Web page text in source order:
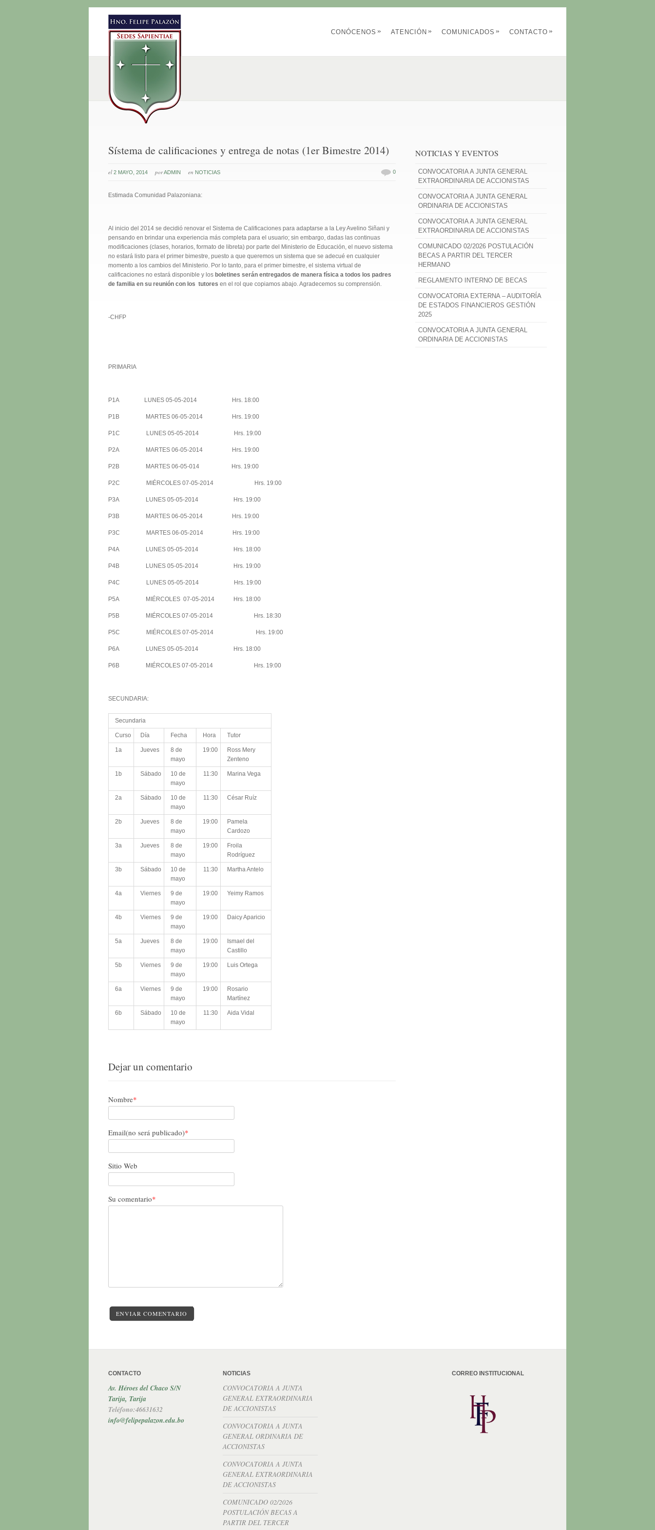
CONÓCENOS » ATENCIÓN » COMUNICADOS » CONTACTO »
Sístema de calificaciones y entrega de notas (1er Bimestre 2014)
el 2 MAYO, 2014 porADMIN en NOTICIAS 0
Estimada Comunidad Palazoniana:
Al inicio del 2014 se decidió renovar el Sistema de Calificaciones para adaptarse a la Ley Avelino Siñani y
pensando en brindar una experiencia más completa para el usuario; sin embargo, dadas las continuas
modificaciones (clases, horarios, formato de libreta) por parte del Ministerio de Educación, el nuevo sistema
no estará listo para el primer bimestre, puesto a que queremos un sistema que se adecué en cualquier
momento a los cambios del Ministerio. Por lo tanto, para el primer bimestre, el sistema virtual de
calificaciones no estará disponible y los boletines serán entregados de manera física a todos los padres
de familia en su reunión con los tutores en el rol que copiamos abajo. Agradecemos su comprensión.
-CHFP
PRIMARIA
P1A LUNES 05-05-2014 Hrs. 18:00
P1B MARTES 06-05-2014 Hrs. 19:00
P1C LUNES 05-05-2014 Hrs. 19:00
P2A MARTES 06-05-2014 Hrs. 19:00
P2B MARTES 06-05-014 Hrs. 19:00
P2C MIÉRCOLES 07-05-2014 Hrs. 19:00
P3A LUNES 05-05-2014 Hrs. 19:00
P3B MARTES 06-05-2014 Hrs. 19:00
P3C MARTES 06-05-2014 Hrs. 19:00
P4A LUNES 05-05-2014 Hrs. 18:00
P4B LUNES 05-05-2014 Hrs. 19:00
P4C LUNES 05-05-2014 Hrs. 19:00
P5A MIÉRCOLES 07-05-2014 Hrs. 18:00
P5B MIÉRCOLES 07-05-2014 Hrs. 18:30
P5C MIÉRCOLES 07-05-2014 Hrs. 19:00
P6A LUNES 05-05-2014 Hrs. 18:00
P6B MIÉRCOLES 07-05-2014 Hrs. 19:00
SECUNDARIA:
Secundaria
Curso Día Fecha Hora Tutor
1a Jueves
8 de
mayo
19:00
Ross Mery
Zenteno
1b Sábado
10 de
mayo
11:30 Marina Vega
2a Sábado
10 de
mayo
11:30 César Ruíz
2b Jueves
8 de
mayo
19:00
Pamela
Cardozo
3a Jueves
8 de
mayo
19:00
Froila
Rodríguez
3b Sábado
10 de
mayo
11:30 Martha Antelo
4a Viernes
9 de
mayo
19:00 Yeimy Ramos
4b Viernes
9 de
mayo
19:00 Daicy Aparicio
5a Jueves
8 de
mayo
19:00
Ismael del
Castillo
5b Viernes
9 de
mayo
19:00 Luis Ortega
6a Viernes
9 de
mayo
19:00
Rosario
Martínez
6b Sábado
10 de
mayo
11:30 Aida Vidal
Dejar un comentario
Nombre*
Email(no será publicado)*
Sitio Web
Su comentario*
ENVIAR COMENTARIO
NOTICIAS Y EVENTOS
CONVOCATORIA A JUNTA GENERAL
EXTRAORDINARIA DE ACCIONISTAS
CONVOCATORIA A JUNTA GENERAL
ORDINARIA DE ACCIONISTAS
CONVOCATORIA A JUNTA GENERAL
EXTRAORDINARIA DE ACCIONISTAS
COMUNICADO 02/2026 POSTULACIÓN
BECAS A PARTIR DEL TERCER
HERMANO
REGLAMENTO INTERNO DE BECAS
CONVOCATORIA EXTERNA – AUDITORÍA
DE ESTADOS FINANCIEROS GESTIÓN
2025
CONVOCATORIA A JUNTA GENERAL
ORDINARIA DE ACCIONISTAS
CONTACTO
Av. Héroes del Chaco S/N
Tarija, Tarija
Teléfono:46631632
info@felipepalazon.edu.bo
NOTICIAS
CONVOCATORIA A JUNTA
GENERAL EXTRAORDINARIA
DE ACCIONISTAS
CONVOCATORIA A JUNTA
GENERAL ORDINARIA DE
ACCIONISTAS
CONVOCATORIA A JUNTA
GENERAL EXTRAORDINARIA
DE ACCIONISTAS
COMUNICADO 02/2026
POSTULACIÓN BECAS A
PARTIR DEL TERCER
CORREO INSTITUCIONAL